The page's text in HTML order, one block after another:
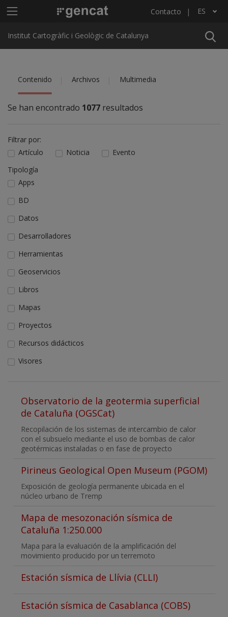
Menú principal ICGC Contacto ES
Lista adicional de acciones
Institut Cartogràfic i Geològic de Catalunya
Contenido Archivos Multimedia
Se han encontrado 1077 resultados
Filtrar por:
Artículo
Noticia
Evento
Tipología
Apps
BD
Datos
Desarrolladores
Herramientas
Geoservicios
Libros
Mapas
Proyectos
Recursos didácticos
Visores
Observatorio de la geotermia superficial
de Cataluña (OGSCat)
Recopilación de los sistemas de intercambio de calor
con el subsuelo mediante el uso de bombas de calor
geotérmicas instaladas o en fase de proyecto
Pirineus Geological Open Museum (PGOM)
Exposición de geología permanente ubicada en el
núcleo urbano de Tremp
Mapa de mesozonación sísmica de
Cataluña 1:250.000
Mapa para la evaluación de la amplificación del
movimiento producido por un terremoto
Estación sísmica de Llívia (CLLI)
Estación sísmica de Casablanca (COBS)